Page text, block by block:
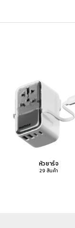
หัวชาร์จ
29 สินค้า